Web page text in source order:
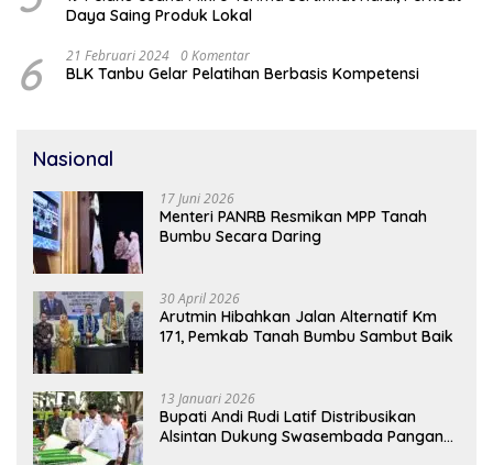
Daya Saing Produk Lokal
6 21 Februari 2024 0 Komentar
BLK Tanbu Gelar Pelatihan Berbasis Kompetensi
Nasional
17 Juni 2026
Menteri PANRB Resmikan MPP Tanah
Bumbu Secara Daring
30 April 2026
Arutmin Hibahkan Jalan Alternatif Km
171, Pemkab Tanah Bumbu Sambut Baik
13 Januari 2026
Bupati Andi Rudi Latif Distribusikan
Alsintan Dukung Swasembada Pangan